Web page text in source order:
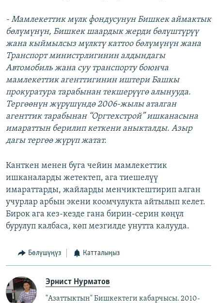
- Мамлекеттик мүлк фондусунун Бишкек аймактык
бөлүмүнүн, Бишкек шаардык жерди бөлүштүрүү
жана кыймылсыз мүлктү каттоо бөлүмүнүн жана
Транспорт министрлигинин алдындагы
Автомобиль жана суу транспорту боюнча
мамлекеттик агенттигинин иштери Башкы
прокуратура тарабынан текшерүүгө алынууда.
Тергөөнүн жүрүшүндө 2006-жылы аталган
агенттик тарабынан “Оргтехстрой” ишканасына
имараттын берилип кеткени аныкталды. Азыр
дагы тергөө жүрүп жатат.
Канткен менен буга чейин мамлекеттик
ишканаларды жетектеп, ага тиешелүү
имараттарды, жайларды менчиктештирип алган
учурлар арбын экени коомчулукта айтылып келет.
Бирок ага кез-кезде гана бирин-серин көңүл
бурулуп калбаса, көп мезгилде унутта калууда.
Бөлүшүңүз Катталыңыз
Эрнист Нурматов
"Азаттыктын" Бишкектеги кабарчысы. 2010-